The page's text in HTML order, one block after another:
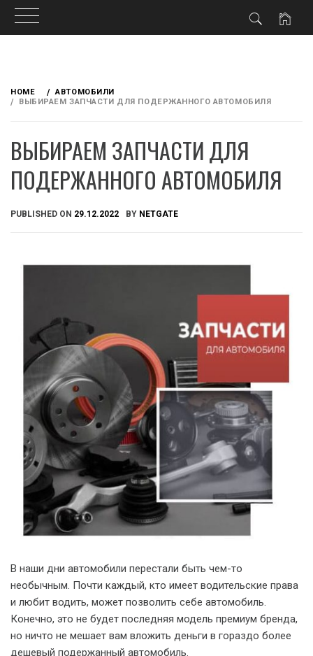
content
HOME
АВТОМОБИЛИ
ВЫБИРАЕМ ЗАПЧАСТИ ДЛЯ ПОДЕРЖАННОГО АВТОМОБИЛЯ
ВЫБИРАЕМ ЗАПЧАСТИ ДЛЯ
ПОДЕРЖАННОГО АВТОМОБИЛЯ
PUBLISHED ON 29.12.2022 BY NETGATE
В наши дни автомобили перестали быть чем-то
необычным. Почти каждый, кто имеет водительские права
и любит водить, может позволить себе автомобиль.
Конечно, это не будет последняя модель премиум бренда,
но ничто не мешает вам вложить деньги в гораздо более
дешевый подержанный автомобиль.